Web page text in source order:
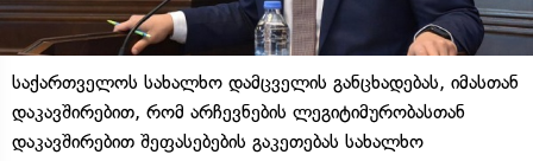
საქართველოს სახალხო დამცველის განცხადებას, იმასთან
დაკავშირებით, რომ არჩევნების ლეგიტიმურობასთან
დაკავშირებით შეფასებების გაკეთებას სახალხო